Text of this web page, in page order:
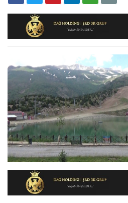
Kararında
Buluşması
11:35 Mercan’da Patates